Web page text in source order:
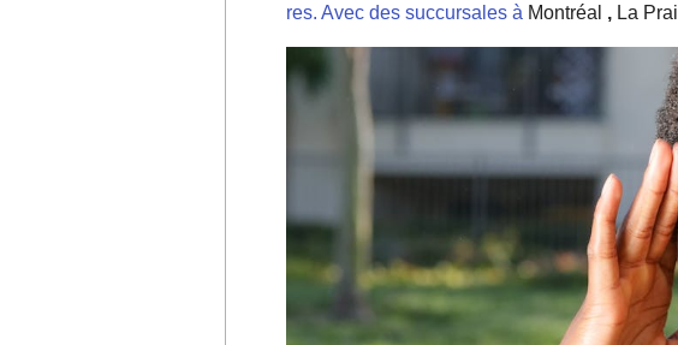
res. Avec des succursales à Montréal , La